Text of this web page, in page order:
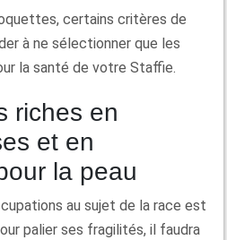
certains critères de
à ne sélectionner que les
la santé de votre Staffie.
et en
la peau
au sujet de la race est
palier ses fragilités, il faudra